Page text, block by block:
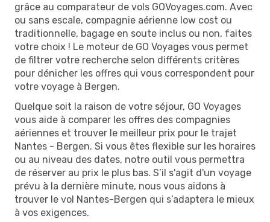
grâce au comparateur de vols GOVoyages.com. Avec
ou sans escale, compagnie aérienne low cost ou
traditionnelle, bagage en soute inclus ou non, faites
votre choix ! Le moteur de GO Voyages vous permet
de filtrer votre recherche selon différents critères
pour dénicher les offres qui vous correspondent pour
votre voyage à Bergen.
Quelque soit la raison de votre séjour, GO Voyages
vous aide à comparer les offres des compagnies
aériennes et trouver le meilleur prix pour le trajet
Nantes - Bergen. Si vous êtes flexible sur les horaires
ou au niveau des dates, notre outil vous permettra
de réserver au prix le plus bas. S’il s'agit d'un voyage
prévu à la dernière minute, nous vous aidons à
trouver le vol Nantes-Bergen qui s’adaptera le mieux
à vos exigences.